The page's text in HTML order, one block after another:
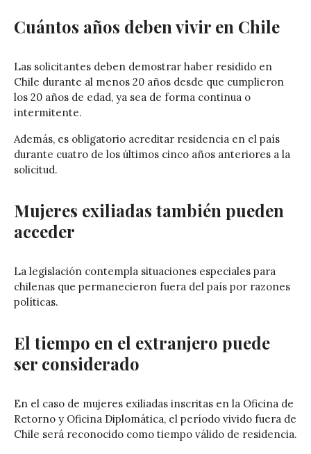
Cuántos años deben vivir en Chile
Las solicitantes deben demostrar haber residido en
Chile durante al menos 20 años desde que cumplieron
los 20 años de edad, ya sea de forma continua o
intermitente.
Además, es obligatorio acreditar residencia en el país
durante cuatro de los últimos cinco años anteriores a la
solicitud.
Mujeres exiliadas también pueden
acceder
La legislación contempla situaciones especiales para
chilenas que permanecieron fuera del país por razones
políticas.
El tiempo en el extranjero puede
ser considerado
En el caso de mujeres exiliadas inscritas en la Oficina de
Retorno y Oficina Diplomática, el período vivido fuera de
Chile será reconocido como tiempo válido de residencia.